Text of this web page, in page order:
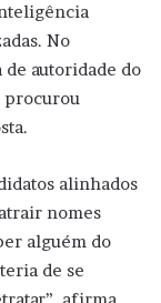
No
de autoridade do
procurou
alinhados
nomes
alguém do
de se